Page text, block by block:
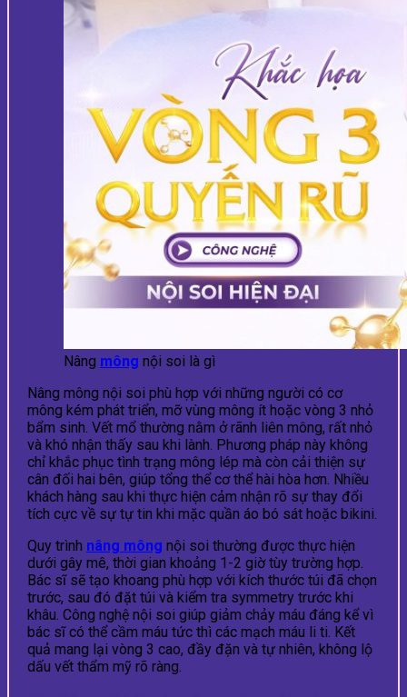
Nâng mông nội soi là gì
Nâng mông nội soi phù hợp với những người có cơ
mông kém phát triển, mỡ vùng mông ít hoặc vòng 3 nhỏ
bẩm sinh. Vết mổ thường nằm ở rãnh liên mông, rất nhỏ
và khó nhận thấy sau khi lành. Phương pháp này không
chỉ khắc phục tình trạng mông lép mà còn cải thiện sự
cân đối hai bên, giúp tổng thể cơ thể hài hòa hơn. Nhiều
khách hàng sau khi thực hiện cảm nhận rõ sự thay đổi
tích cực về sự tự tin khi mặc quần áo bó sát hoặc bikini.
Quy trình nâng mông nội soi thường được thực hiện
dưới gây mê, thời gian khoảng 1-2 giờ tùy trường hợp.
Bác sĩ sẽ tạo khoang phù hợp với kích thước túi đã chọn
trước, sau đó đặt túi và kiểm tra symmetry trước khi
khâu. Công nghệ nội soi giúp giảm chảy máu đáng kể vì
bác sĩ có thể cầm máu tức thì các mạch máu li ti. Kết
quả mang lại vòng 3 cao, đầy đặn và tự nhiên, không lộ
dấu vết thẩm mỹ rõ ràng.